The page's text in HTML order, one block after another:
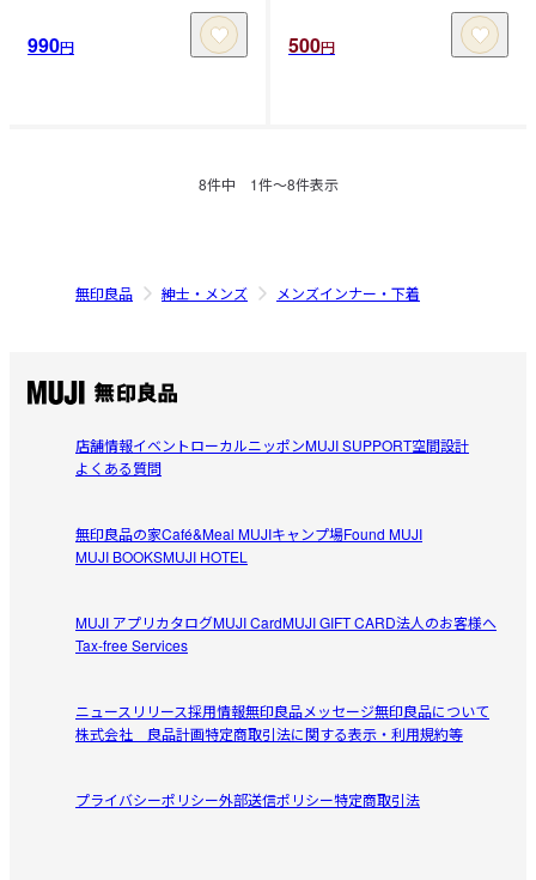
990円 500円
8件中 1件〜8件表示
無印良品 紳士・メンズ メンズインナー・下着
店舗情報イベントローカルニッポンMUJI SUPPORT空間設計
よくある質問
無印良品の家Café&Meal MUJIキャンプ場Found MUJI
MUJI BOOKSMUJI HOTEL
MUJI アプリカタログMUJI CardMUJI GIFT CARD法人のお客様へ
Tax-free Services
ニュースリリース採用情報無印良品メッセージ無印良品について
株式会社 良品計画特定商取引法に関する表示・利用規約等
プライバシーポリシー外部送信ポリシー特定商取引法